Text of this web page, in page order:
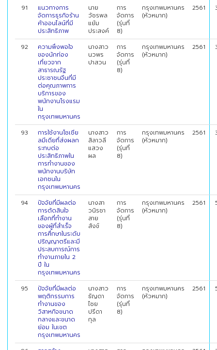
91
แนวทางการ
จัดการธุรกิจร้าน
ค้าออนไลน์ที่มี
ประสิทธิภาพ
นาย
วัชรพล
แย้ม
ประสงค์
การ
จัดการ
(รุ่นที่
8)
กรุงเทพมหานคร
(หัวหมาก)
2561
92
ความพึงพอใจ
ของนักท่อง
เที่ยวจาก
สาธารณรัฐ
ประชาชนจีนที่มี
ต่อคุณภาพการ
บริการของ
พนักงานโรงแรม
ใน
กรุงเทพมหานคร
นางสาว
นวพร
ปาสวน
การ
จัดการ
(รุ่นที่
8)
กรุงเทพมหานคร
(หัวหมาก)
2561
93
การใช้งานโซเชีย
ลมีเดียที่ส่งผลก
ระทบต่อ
ประสิทธิภาพใน
การทำงานของ
พนักงานบริษัท
เอกชนใน
กรุงเทพมหานคร
นางสาว
สิลาวลี
แสวง
ผล
การ
จัดการ
(รุ่นที่
8)
กรุงเทพมหานคร
(หัวหมาก)
2561
94
ปัจจัยที่มีผลต่อ
การตัดสินใจ
เลือกที่ทำงาน
ของผู้ที่สำเร็จ
การศึกษาในระดับ
ปริญญาตรีและมี
ประสบการณ์การ
ทำงานภายใน 2
ปี ใน
กรุงเทพมหานคร
นางสา
วนิรชา
สาย
สังข์
การ
จัดการ
(รุ่นที่
8)
กรุงเทพมหานคร
(หัวหมาก)
2561
95
ปัจจัยที่มีผลต่อ
พฤติกรรมการ
ทำงานของ
วิสาหกิจขนาด
กลางและขนาด
ย่อม ในเขต
กรุงเทพมหานคร
นางสาว
ธัญดา
ไชย
ปรีดา
กุล
การ
จัดการ
(รุ่นที่
8)
กรุงเทพมหานคร
(หัวหมาก)
2561